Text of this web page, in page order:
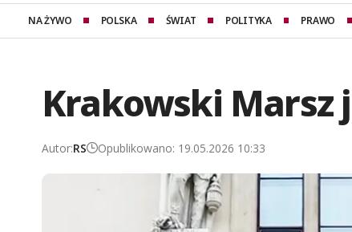
NA ŻYWO POLSKA ŚWIAT POLITYKA PRAWO
Krakowski Marsz
Autor:RS Opublikowano: 19.05.2026 10:33